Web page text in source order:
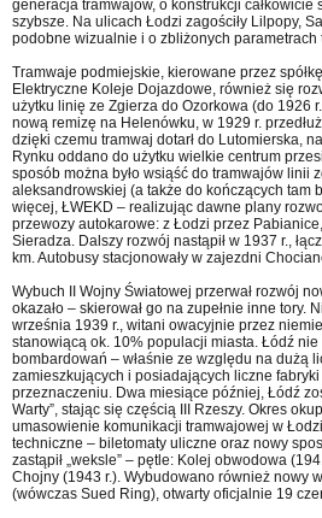
generacja tramwajów, o konstrukcji
szybsze. Na ulicach Łodzi zagościły Lilpopy,
podobne wizualnie i o zbliżonych parametrach
Tramwaje podmiejskie, kierowane przez
Elektryczne Koleje Dojazdowe, również się
użytku linię ze Zgierza do Ozorkowa (do 1926
nową remizę na Helenówku, w 1929 r.
dzięki czemu tramwaj dotarł do Lutomierska,
Rynku oddano do użytku wielkie centrum
sposób można było wsiąść do tramwajów linii
aleksandrowskiej (a także do kończących tam
więcej, ŁWEKD – realizując dawne plany
przewozy autokarowe: z Łodzi przez
Sieradza. Dalszy rozwój nastąpił w 1937 r.,
km. Autobusy stacjonowały w zajezdni
Wybuch II Wojny Światowej przerwał rozwój
okazało – skierował go na zupełnie inne tory.
września 1939 r., witani owacyjnie przez
stanowiącą ok. 10% populacji miasta. Łódź nie
bombardowań – właśnie ze względu na dużą
zamieszkujących i posiadających liczne
przeznaczeniu. Dwa miesiące później, Łódź
Warty”, stając się częścią III Rzeszy. Okres
umasowienie komunikacji tramwajowej w
techniczne – biletomaty uliczne oraz nowy
zastąpił „weksle” – pętle: Kolej obwodowa
Chojny (1943 r.). Wybudowano również nowy
(wówczas Sued Ring), otwarty oficjalnie 19